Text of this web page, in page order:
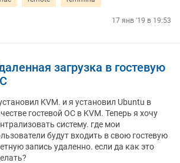
17 янв '19 в 19:53
загрузка в гостевую
KVM. и я установил Ubuntu в
гостевой ОС в KVM. Теперь я хочу
систему. где мои
будут входить в свою гостевую
запись удаленно. если да как это